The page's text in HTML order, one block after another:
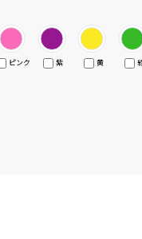
ピンク 紫 黄